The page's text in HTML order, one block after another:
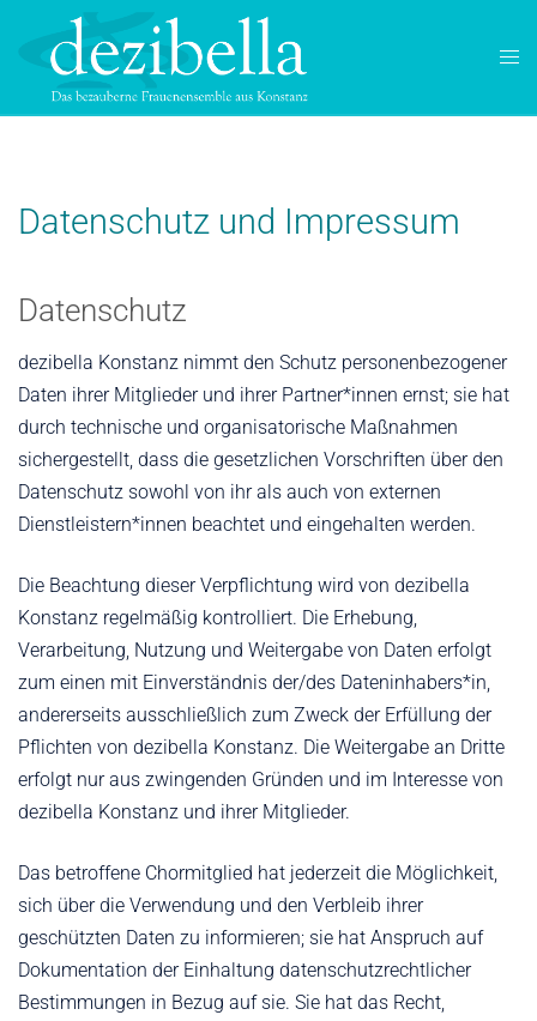
springen
Datenschutz und Impressum
Datenschutz
dezibella Konstanz nimmt den Schutz personenbezogener
Daten ihrer Mitglieder und ihrer Partner*innen ernst; sie hat
durch technische und organisatorische Maßnahmen
sichergestellt, dass die gesetzlichen Vorschriften über den
Datenschutz sowohl von ihr als auch von externen
Dienstleistern*innen beachtet und eingehalten werden.
Die Beachtung dieser Verpflichtung wird von dezibella
Konstanz regelmäßig kontrolliert. Die Erhebung,
Verarbeitung, Nutzung und Weitergabe von Daten erfolgt
zum einen mit Einverständnis der/des Dateninhabers*in,
andererseits ausschließlich zum Zweck der Erfüllung der
Pflichten von dezibella Konstanz. Die Weitergabe an Dritte
erfolgt nur aus zwingenden Gründen und im Interesse von
dezibella Konstanz und ihrer Mitglieder.
Das betroffene Chormitglied hat jederzeit die Möglichkeit,
sich über die Verwendung und den Verbleib ihrer
geschützten Daten zu informieren; sie hat Anspruch auf
Dokumentation der Einhaltung datenschutzrechtlicher
Bestimmungen in Bezug auf sie. Sie hat das Recht,